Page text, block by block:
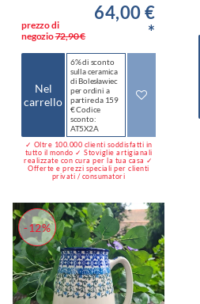
prezzo di
negozio72,90 €
64,00 €
*
Nel
carrello
6% di sconto
sulla ceramica
di Bolesławiec
per ordini a
partire da 159
€ Codice
sconto:
AT5X2A
✓ Oltre 100.000 clienti soddisfatti in
tutto il mondo ✓ Stoviglie artigianali
realizzate con cura per la tua casa ✓
Offerte e prezzi speciali per clienti
privati / consumatori
-12%